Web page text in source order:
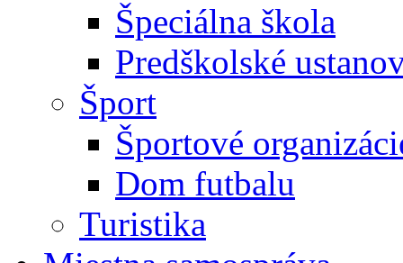
Špeciálna škola
Predškolské
Šport
Športové
Dom futbalu
Turistika